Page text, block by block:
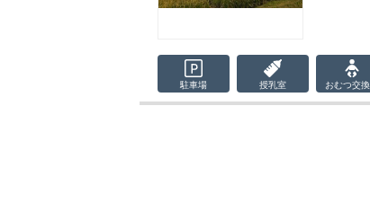
駐車場 授乳室 おむつ交